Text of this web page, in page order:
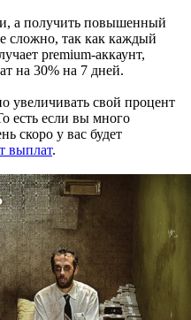
а получить повышенный
сложно, так как каждый
premium-аккаунт,
на 30% на 7 дней.
увеличивать свой процент
есть если вы много
скоро у вас будет
выплат.